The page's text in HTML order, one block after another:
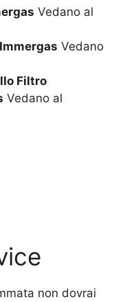
Vedano al
Vedano
Filtro
Vedano al
non dovrai